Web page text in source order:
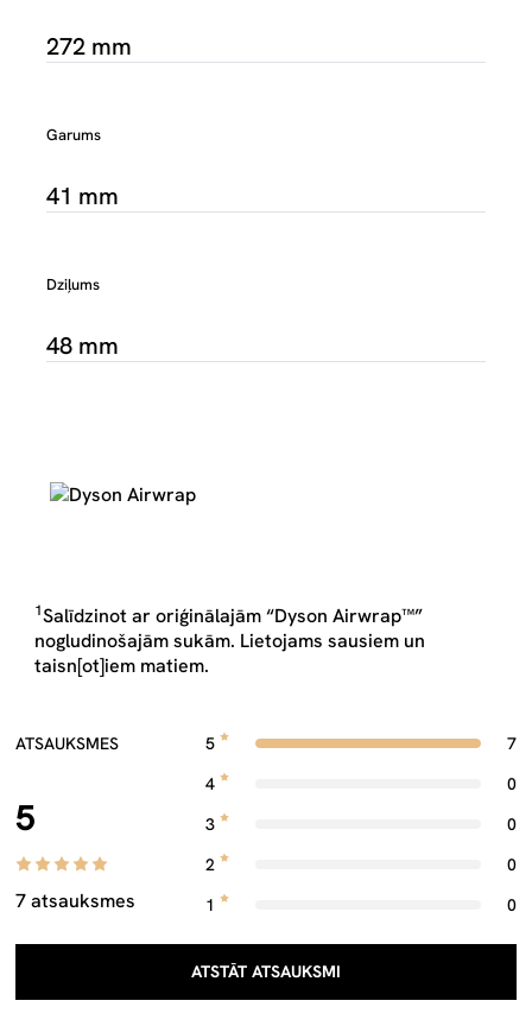
272 mm
Garums
41 mm
Dziļums
48 mm
1Salīdzinot ar oriģinālajām “Dyson Airwrap™”
nogludinošajām sukām. Lietojams sausiem un
taisn[ot]iem matiem.
ATSAUKSMES
5
7 atsauksmes
5
7
4
0
3
0
2
0
1
0
ATSTĀT ATSAUKSMI